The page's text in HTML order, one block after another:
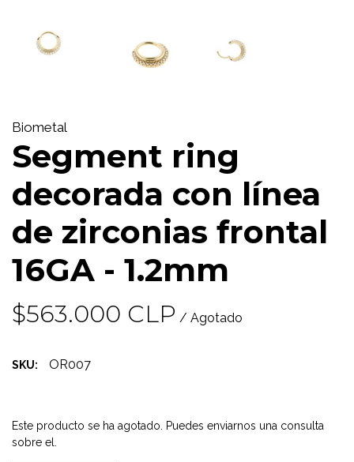
Biometal
Segment ring
decorada con línea
de zirconias frontal
16GA - 1.2mm
$563.000 CLP / Agotado
SKU: OR007
Este producto se ha agotado. Puedes enviarnos una consulta
sobre el.